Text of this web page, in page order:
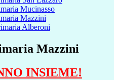
Mucinasso
Mazzini
Alberoni
Mazzini
INSIEME!